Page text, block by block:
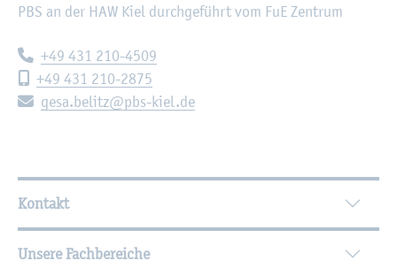
PBS an der HAW Kiel durch­ge­führt vom FuE Zen­trum
Te­le­fon:
+49 431 210-4509
Mo­bil­te­le­fon:
+49 431 210-2875
E-Mail:
gesa.​belitz@​pbs-​kiel.​de
Wei­ter­füh­ren­de In­for­ma­tio­nen
Kontakt
Unsere Fachbereiche